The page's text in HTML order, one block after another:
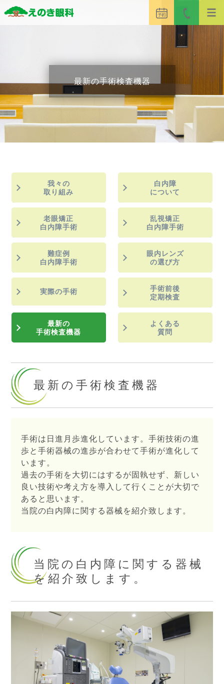
最新の手術検査機器
我々の
取り組み
白内障
について
老眼矯正
白内障手術
乱視矯正
白内障手術
難症例
白内障手術
眼内レンズ
の選び方
実際の手術
手術前後
定期検査
最新の
手術検査機器
よくある
質問
最新の手術検査機器
手術は日進月歩進化しています。手術技術の進
歩と手術器械の進歩が合わせて手術が進化して
います。
過去の手術を大切にはするが固執せず、新しい
良い技術や考え方を導入して行くことが大切で
あると思います。
当院の白内障に関する器械を紹介致します。
当院の白内障に関する器械
を紹介致します。